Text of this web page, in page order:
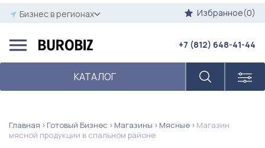
Бизнес в регионах Избранное(0)
КАТАЛОГ
+7 (812) 648-41-44
Главная Готовый Бизнес Магазины Мясные
Магазин
мясной продукции в спальном районе